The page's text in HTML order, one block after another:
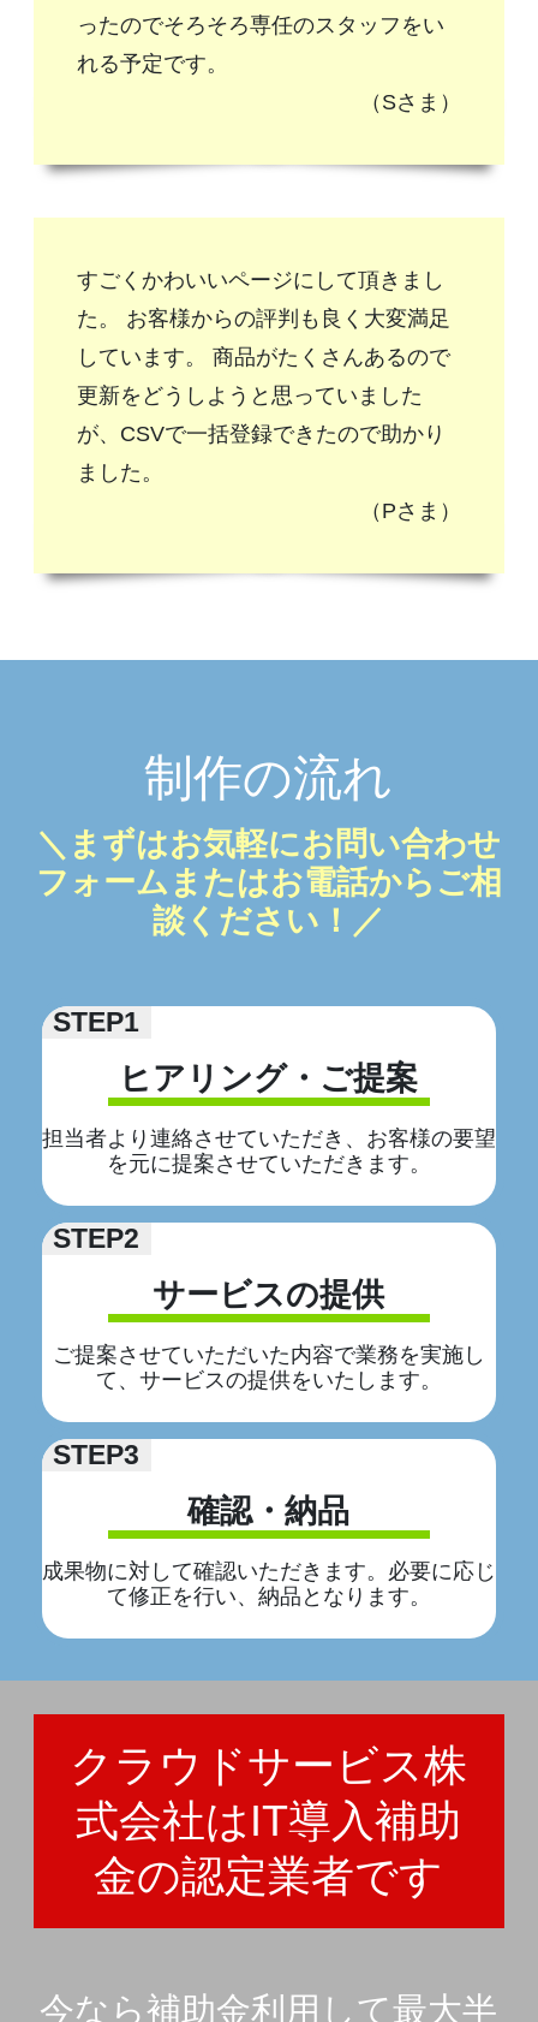
ったのでそろそろ専任のスタッフをい
れる予定です。
（Sさま）
すごくかわいいページにして頂きまし
た。 お客様からの評判も良く大変満足
しています。 商品がたくさんあるので
更新をどうしようと思っていました
が、CSVで一括登録できたので助かり
ました。
（Pさま）
制作の流れ
＼まずはお気軽にお問い合わせ
フォームまたはお電話からご相
談ください！／
STEP1
ヒアリング・ご提案
担当者より連絡させていただき、お客様の要望
を元に提案させていただきます。
STEP2
サービスの提供
ご提案させていただいた内容で業務を実施し
て、サービスの提供をいたします。
STEP3
確認・納品
成果物に対して確認いただきます。必要に応じ
て修正を行い、納品となります。
クラウドサービス株
式会社はIT導入補助
金の認定業者です
今なら補助金利用して最大半